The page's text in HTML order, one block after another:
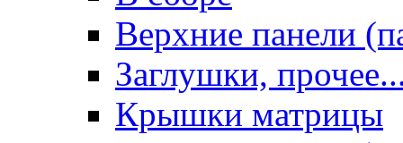
Верхние панели
Заглушки,
Крышки матрицы